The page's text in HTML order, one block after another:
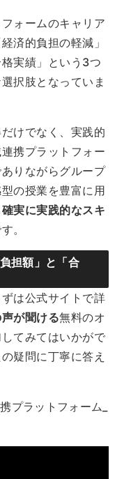
ォームのキャリア
済的負担の軽減」
実績」という3つ
択肢となっていま
けでなく、実践的
携プラットフォー
りながらグループ
の授業を豊富に用
実に実践的なスキ
。
担額」と「合
は公式サイトで詳
が聞ける無料のオ
てみてはいかがで
疑問に丁寧に答え
プラットフォーム_